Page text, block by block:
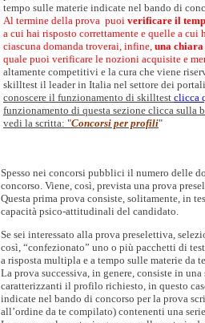
tempo sulle materie indicate nel bando di
Al termine della prova puoi verificare il
a cui hai risposto correttamente e quelle a cui
ciascuna domanda troverai, infine, una
quale puoi verificare le nozioni acquisite e
altamente competitivi e la cura che viene
skilltest il leader in Italia nel settore dei
conoscere il funzionamento di skilltest clicca
funzionamento di questa sezione clicca sulla
vedi la scritta: "Concorsi per profili"
Spesso nei concorsi pubblici il numero delle
concorso. Viene, così, prevista una prova
Questa prima prova consiste, solitamente, in
capacità psico-attitudinali del candidato.
Se sei interessato alla prova preselettiva,
così, “confezionato” uno o più pacchetti di
a risposta multipla e a tempo sulle materie da
La prova successiva, in genere, consiste in
caratterizzanti il profilo richiesto, in questo
indicate nel bando di concorso per la prova
all’ordine da te compilato) contenenti una